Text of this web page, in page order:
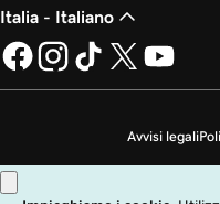
Italia - Italiano
Avvisi legali